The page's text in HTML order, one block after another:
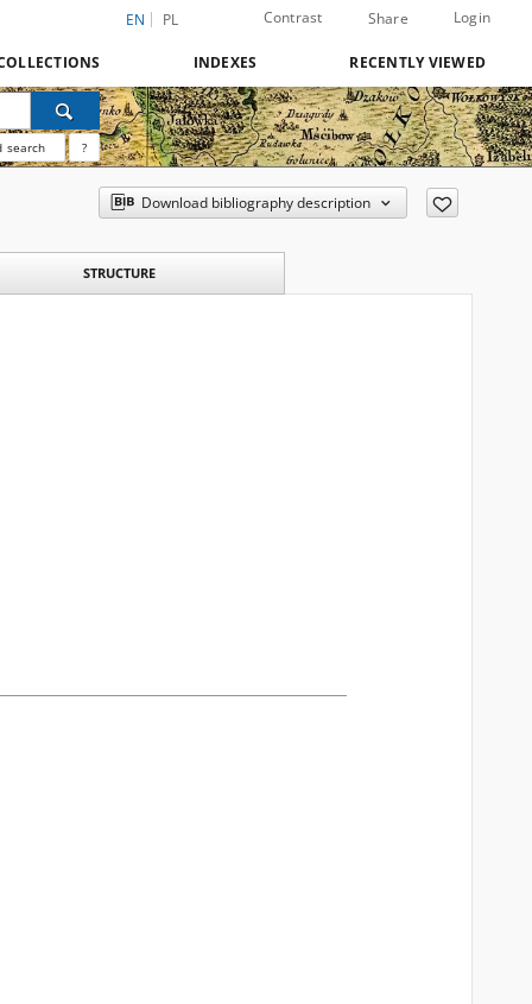
EN PL Contrast Share Login
INDEXES RECENTLY VIEWED
search ?
Download bibliography description
STRUCTURE